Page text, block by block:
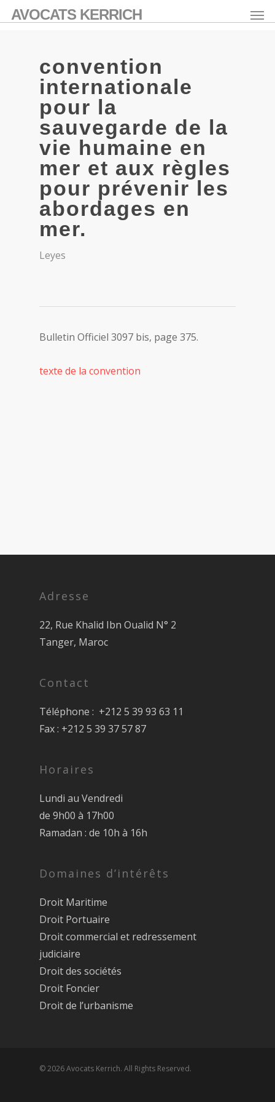
AVOCATS KERRICH
convention
internationale
pour la
sauvegarde de la
vie humaine en
mer et aux règles
pour prévenir les
abordages en
mer.
Leyes
Bulletin Officiel 3097 bis, page 375.
texte de la convention
Adresse
22, Rue Khalid Ibn Oualid N° 2
Tanger, Maroc
Contact
Téléphone : +212 5 39 93 63 11
Fax : +212 5 39 37 57 87
Horaires
Lundi au Vendredi
de 9h00 à 17h00
Ramadan : de 10h à 16h
Domaines d’intérêts
Droit Maritime
Droit Portuaire
Droit commercial et redressement
judiciaire
Droit des sociétés
Droit Foncier
Droit de l’urbanisme
© 2026 Avocats Kerrich. All Rights Reserved.